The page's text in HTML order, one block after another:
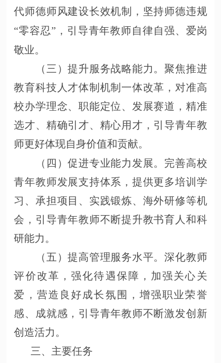
代师德师风建设长效机制，坚持师德违规
“零容忍”，引导青年教师自律自强、爱岗
敬业。
（三）提升服务战略能力。聚焦推进
教育科技人才体制机制一体改革，对准高
校办学理念、职能定位、发展赛道，精准
选才、精确引才、精心用才，引导青年教
师更好体现自身价值和贡献。
（四）促进专业能力发展。完善高校
青年教师发展支持体系，提供更多培训学
习、承担项目、实践锻炼、海外研修等机
会，引导青年教师不断提升教书育人和科
研能力。
（五）提高管理服务水平。深化教师
评价改革，强化待遇保障，加强关心关
爱，营造良好成长氛围，增强职业荣誉
感、成就感，引导青年教师不断激发创新
创造活力。
三、主要任务